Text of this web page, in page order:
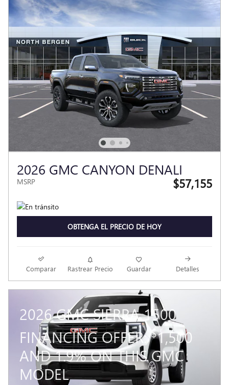
2026 GMC CANYON DENALI
MSRP $57,155
OBTENGA EL PRECIO DE HOY
Comparar Rastrear Precio Guardar Detalles
2026 GMC SIERRA 1500
FINANCING OFFER:$1,500
AND 1.9% ON THIS GMC
MODEL